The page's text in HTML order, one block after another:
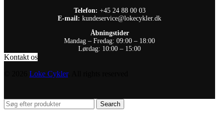
Telefon: +45 24 88 00 03
E-mail: kundeservice@lokecykler.dk
Åbningstider
Mandag – Fredag: 09:00 – 18:00
Lørdag: 10:00 – 15:00
Kontakt os
Loke Cykler. All rights reserved
Search